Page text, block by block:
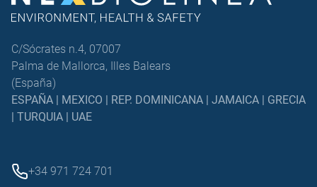
C/Sócrates n.4, 07007
Palma de Mallorca, Illes Balears
(España)
ESPAÑA | MEXICO | REP. DOMINICANA | JAMAICA | GRECIA
| TURQUIA | UAE
+34 971 724 701